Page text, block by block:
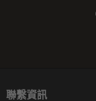
聯繫資訊